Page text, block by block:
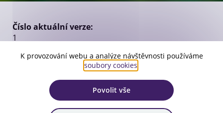
Číslo aktuální verze:
1
Platnost:
81. výzva, 82. výzva
K provozování webu a analýze návštěvnosti používáme
soubory cookies
Povolit vše